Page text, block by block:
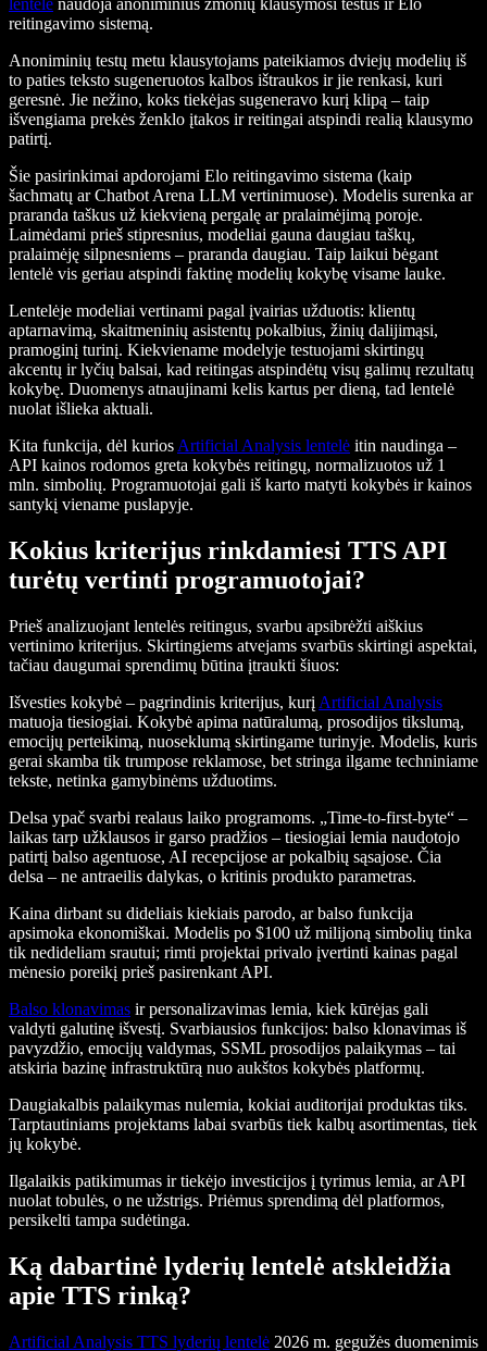
lentelė naudoja anoniminius žmonių klausymosi testus ir Elo
reitingavimo sistemą.
Anoniminių testų metu klausytojams pateikiamos dviejų modelių iš
to paties teksto sugeneruotos kalbos ištraukos ir jie renkasi, kuri
geresnė. Jie nežino, koks tiekėjas sugeneravo kurį klipą – taip
išvengiama prekės ženklo įtakos ir reitingai atspindi realią klausymo
patirtį.
Šie pasirinkimai apdorojami Elo reitingavimo sistema (kaip
šachmatų ar Chatbot Arena LLM vertinimuose). Modelis surenka ar
praranda taškus už kiekvieną pergalę ar pralaimėjimą poroje.
Laimėdami prieš stipresnius, modeliai gauna daugiau taškų,
pralaimėję silpnesniems – praranda daugiau. Taip laikui bėgant
lentelė vis geriau atspindi faktinę modelių kokybę visame lauke.
Lentelėje modeliai vertinami pagal įvairias užduotis: klientų
aptarnavimą, skaitmeninių asistentų pokalbius, žinių dalijimąsi,
pramoginį turinį. Kiekviename modelyje testuojami skirtingų
akcentų ir lyčių balsai, kad reitingas atspindėtų visų galimų rezultatų
kokybę. Duomenys atnaujinami kelis kartus per dieną, tad lentelė
nuolat išlieka aktuali.
Kita funkcija, dėl kurios Artificial Analysis lentelė itin naudinga –
API kainos rodomos greta kokybės reitingų, normalizuotos už 1
mln. simbolių. Programuotojai gali iš karto matyti kokybės ir kainos
santykį viename puslapyje.
Kokius kriterijus rinkdamiesi TTS API
turėtų vertinti programuotojai?
Prieš analizuojant lentelės reitingus, svarbu apsibrėžti aiškius
vertinimo kriterijus. Skirtingiems atvejams svarbūs skirtingi aspektai,
tačiau daugumai sprendimų būtina įtraukti šiuos:
Išvesties kokybė – pagrindinis kriterijus, kurį Artificial Analysis
matuoja tiesiogiai. Kokybė apima natūralumą, prosodijos tikslumą,
emocijų perteikimą, nuoseklumą skirtingame turinyje. Modelis, kuris
gerai skamba tik trumpose reklamose, bet stringa ilgame techniniame
tekste, netinka gamybinėms užduotims.
Delsa ypač svarbi realaus laiko programoms. „Time-to-first-byte“ –
laikas tarp užklausos ir garso pradžios – tiesiogiai lemia naudotojo
patirtį balso agentuose, AI recepcijose ar pokalbių sąsajose. Čia
delsa – ne antraeilis dalykas, o kritinis produkto parametras.
Kaina dirbant su dideliais kiekiais parodo, ar balso funkcija
apsimoka ekonomiškai. Modelis po $100 už milijoną simbolių tinka
tik nedideliam srautui; rimti projektai privalo įvertinti kainas pagal
mėnesio poreikį prieš pasirenkant API.
Balso klonavimas ir personalizavimas lemia, kiek kūrėjas gali
valdyti galutinę išvestį. Svarbiausios funkcijos: balso klonavimas iš
pavyzdžio, emocijų valdymas, SSML prosodijos palaikymas – tai
atskiria bazinę infrastruktūrą nuo aukštos kokybės platformų.
Daugiakalbis palaikymas nulemia, kokiai auditorijai produktas tiks.
Tarptautiniams projektams labai svarbūs tiek kalbų asortimentas, tiek
jų kokybė.
Ilgalaikis patikimumas ir tiekėjo investicijos į tyrimus lemia, ar API
nuolat tobulės, o ne užstrigs. Priėmus sprendimą dėl platformos,
persikelti tampa sudėtinga.
Ką dabartinė lyderių lentelė atskleidžia
apie TTS rinką?
Artificial Analysis TTS lyderių lentelė 2026 m. gegužės duomenimis